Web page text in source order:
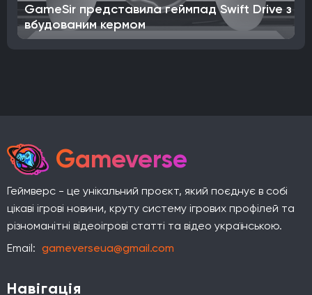
GameSir представила геймпад Swift Drive з
вбудованим кермом
Gameverse
Геймверс - це унікальний проєкт, який поєднує в собі
цікаві ігрові новини, круту систему ігрових профілей та
різноманітні відеоігрові статті та відео українською.
Email: gameverseua@gmail.com
Навігація